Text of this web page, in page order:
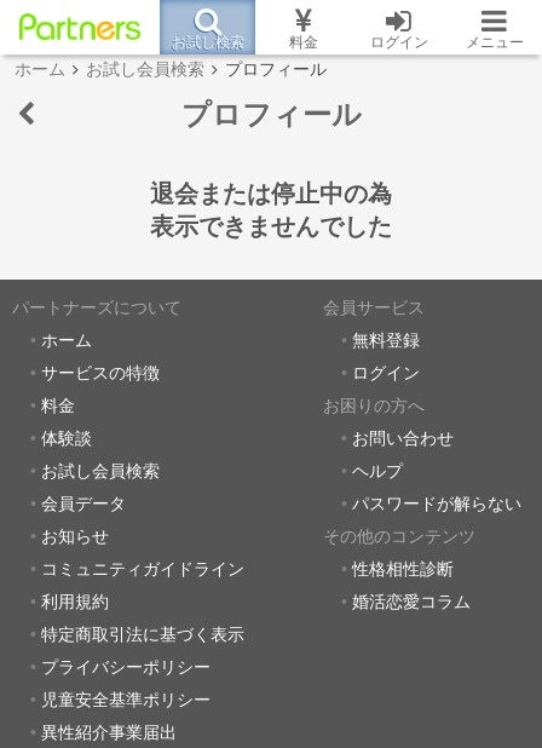
お試し検索 料金 ログイン メニュー
ホーム お試し会員検索 プロフィール
プロフィール
退会または停止中の為
表示できませんでした
パートナーズについて
ホーム
サービスの特徴
料金
体験談
お試し会員検索
会員データ
お知らせ
コミュニティガイドライン
利用規約
特定商取引法に基づく表示
プライバシーポリシー
児童安全基準ポリシー
異性紹介事業届出
会員サービス
無料登録
ログイン
お困りの方へ
お問い合わせ
ヘルプ
パスワードが解らない
その他のコンテンツ
性格相性診断
婚活恋愛コラム